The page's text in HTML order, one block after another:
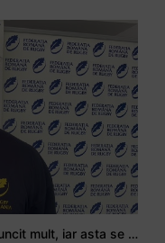
Stejarul Logan Weidner: Echipa a muncit mult, iar asta se va vedea în meciurile de la Nations Cup